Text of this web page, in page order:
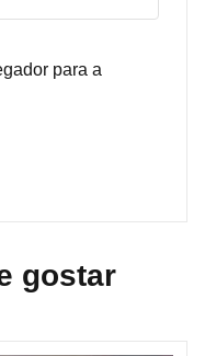
para a
gostar